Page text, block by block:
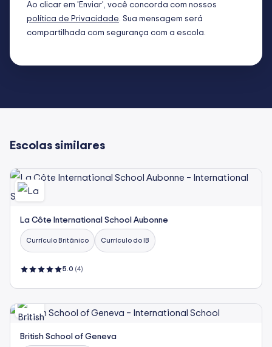
Ao clicar em 'Enviar', você concorda com nossos
política de Privacidade. Sua mensagem será
compartilhada com segurança com a escola.
Escolas similares
La Côte International School Aubonne
Currículo Britânico Currículo do IB
5.0 (4)
British School of Geneva